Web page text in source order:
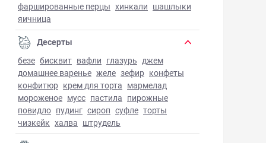
фаршированные перцы хинкали шашлыки
яичница
Десерты
безе бисквит вафли глазурь джем
домашнее варенье желе зефир конфеты
конфитюр крем для торта мармелад
мороженое мусс пастила пирожные
повидло пудинг сироп суфле торты
чизкейк халва штрудель